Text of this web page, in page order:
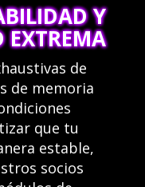
Y
de
de memoria
que tu
estable,
socios